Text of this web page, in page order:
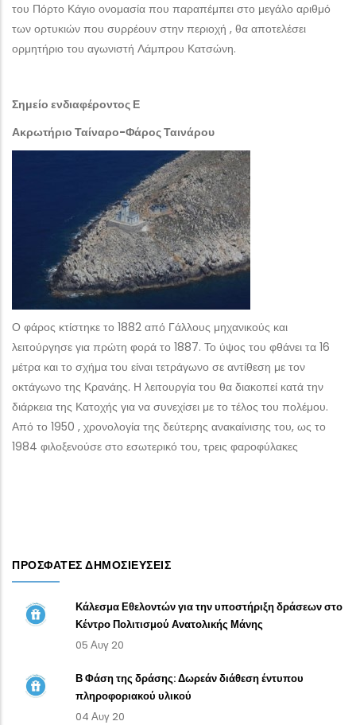
του Πόρτο Κάγιο ονομασία που παραπέμπει στο μεγάλο αριθμό
των ορτυκιών που συρρέουν στην περιοχή , θα αποτελέσει
ορμητήριο του αγωνιστή Λάμπρου Κατσώνη.
Σημείο ενδιαφέροντος Ε
Ακρωτήριο Ταίναρο-Φάρος Ταινάρου
Ο φάρος κτίστηκε το 1882 από Γάλλους μηχανικούς και
λειτούργησε για πρώτη φορά το 1887. Το ύψος του φθάνει τα 16
μέτρα και το σχήμα του είναι τετράγωνο σε αντίθεση με τον
οκτάγωνο της Κρανάης. Η λειτουργία του θα διακοπεί κατά την
διάρκεια της Κατοχής για να συνεχίσει με το τέλος του πολέμου.
Από το 1950 , χρονολογία της δεύτερης ανακαίνισης του, ως το
1984 φιλοξενούσε στο εσωτερικό του, τρεις φαροφύλακες
ΠΡΌΣΦΑΤΕΣ ΔΗΜΟΣΙΕΎΣΕΙΣ
Κάλεσμα Εθελοντών για την υποστήριξη δράσεων στο
Κέντρο Πολιτισμού Ανατολικής Μάνης
05 Αυγ 20
Β Φάση της δράσης: Δωρεάν διάθεση έντυπου
πληροφοριακού υλικού
04 Αυγ 20